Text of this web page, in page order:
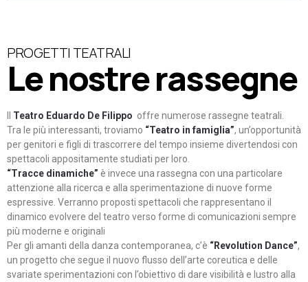
PROGETTI TEATRALI
Le nostre rassegne
Teatro Eduardo De Filippo offre numerose rassegne teatrali.
Tra le più interessanti, troviamo “Teatro in famiglia”, un’opportunità
per genitori e figli di trascorrere del tempo insieme divertendosi con
spettacoli appositamente studiati per loro.
“Tracce dinamiche” è invece una rassegna con una particolare
attenzione alla ricerca e alla sperimentazione di nuove forme
espressive. Verranno proposti spettacoli che rappresentano il
dinamico evolvere del teatro verso forme di comunicazioni sempre
più moderne e originali
Per gli amanti della danza contemporanea, c’è “Revolution Dance”,
un progetto che segue il nuovo flusso dell’arte coreutica e delle
svariate sperimentazioni con l’obiettivo di dare visibilità e lustro alla